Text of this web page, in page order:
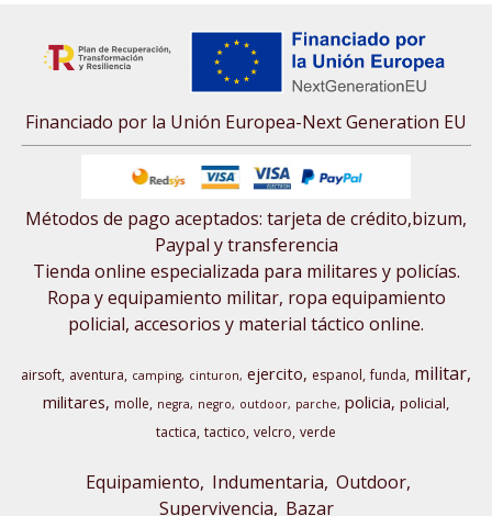
Financiado por la Unión Europea-Next Generation EU
Métodos de pago aceptados: tarjeta de crédito,bizum,
Paypal y transferencia
Tienda online especializada para militares y policías.
Ropa y equipamiento militar, ropa equipamiento
policial, accesorios y material táctico online.
airsoft aventura camping cinturon ejercito espanol funda militar
militares molle negra negro outdoor parche policia policial
tactica tactico velcro verde
Equipamiento Indumentaria Outdoor,
Supervivencia Bazar